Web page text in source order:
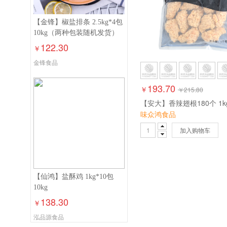
【金锋】椒盐排条 2.5kg*4包
10kg（两种包装随机发货）
￥ 122.30
金锋食品
【仙鸿】盐酥鸡 1kg*10包
10kg
￥ 138.30
泓品源食品
￥ 193.70 ￥215.80
味众鸿食品
加入购物车